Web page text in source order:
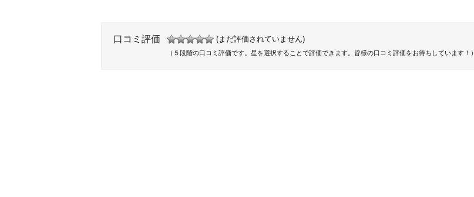
口コミ評価 (まだ評価されていません)
（５段階の口コミ評価です。星を選択することで評価できます。皆様の口コミ評価をお待ちしています！）